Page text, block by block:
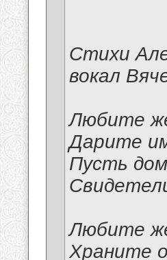
Стихи
вокал
Любите
Дарите
Пусть
Любите
Храните